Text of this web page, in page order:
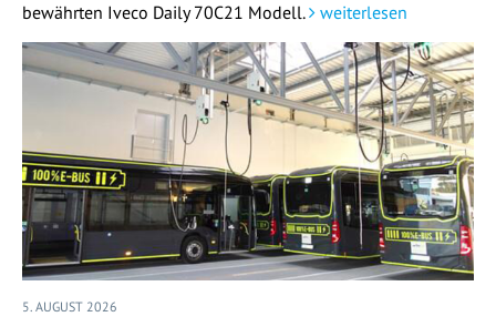
bewährten Iveco Daily 70C21 Modell.
weiterlesen
5. AUGUST 2026